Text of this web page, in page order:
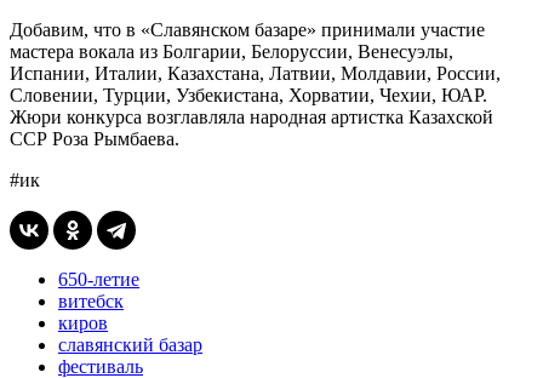
Добавим, что в «Славянском базаре» принимали участие
мастера вокала из Болгарии, Белоруссии, Венесуэлы,
Испании, Италии, Казахстана, Латвии, Молдавии, России,
Словении, Турции, Узбекистана, Хорватии, Чехии, ЮАР.
Жюри конкурса возглавляла народная артистка Казахской
ССР Роза Рымбаева.
#ик
650-летие
витебск
киров
славянский базар
фестиваль